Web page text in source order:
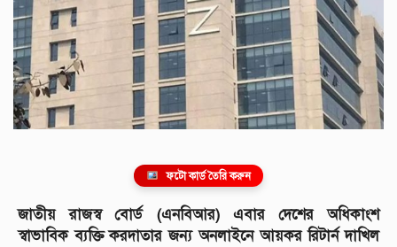
ফটো কার্ড তৈরি করুন
জাতীয় রাজস্ব বোর্ড (এনবিআর) এবার দেশের অধিকাংশ
স্বাভাবিক ব্যক্তি করদাতার জন্য অনলাইনে আয়কর রিটার্ন দাখিল